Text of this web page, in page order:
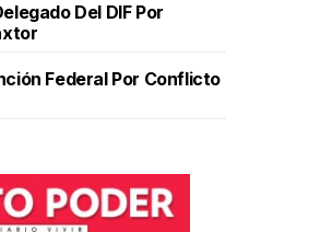
Del DIF Por
Federal Por Conflicto